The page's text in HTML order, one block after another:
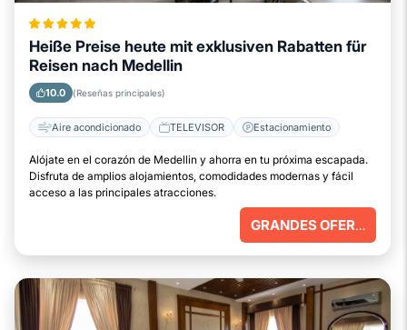
Heiße Preise heute mit exklusiven Rabatten für
Reisen nach Medellin
10.0 (Reseñas principales)
Aire acondicionado TELEVISOR Estacionamiento
Alójate en el corazón de Medellin y ahorra en tu próxima escapada.
Disfruta de amplios alojamientos, comodidades modernas y fácil
acceso a las principales atracciones.
GRANDES OFERTAS